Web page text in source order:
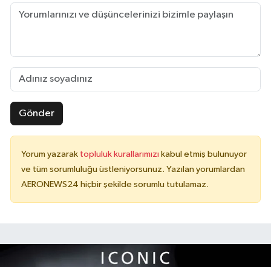
Gönder
Yorum yazarak topluluk kurallarımızı kabul etmiş bulunuyor
ve tüm sorumluluğu üstleniyorsunuz. Yazılan yorumlardan
AERONEWS24 hiçbir şekilde sorumlu tutulamaz.